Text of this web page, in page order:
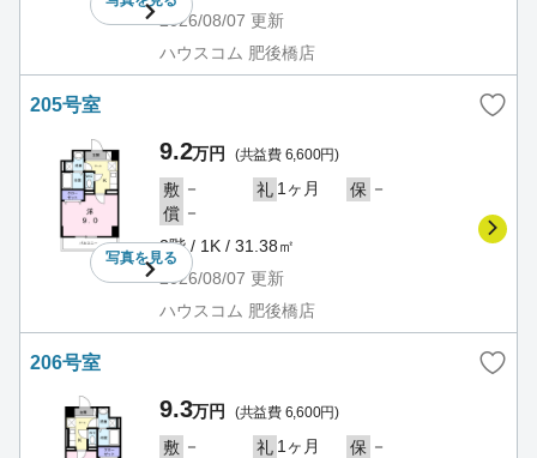
2026/08/07 更新
ハウスコム 肥後橋店
205号室
写真を見る
9.2万円 (共益費 6,600円)
敷 － 礼 1ヶ月 保 －
償 －
2階 / 1K / 31.38㎡
2026/08/07 更新
ハウスコム 肥後橋店
206号室
9.3万円 (共益費 6,600円)
敷 － 礼 1ヶ月 保 －